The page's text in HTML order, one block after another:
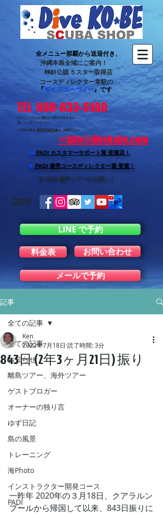
全メニュー那覇から送迎付き、
沖縄本島全域にご案内！
PADI 公認 ５スター取得店
コースディレクター常駐の
『ダイブ コーヴィー』です
TEL 098-833-5180
ダイビング中はお電話をお受けできません。
悪しからずご了承下さい
ご予約の際は 重要事項説明書をご確認下さい。
✉info@divekobe.com
★ PADI カスタマーサポート賞 受賞店！
★ PADI 優秀コースディレクター賞 受賞！
★ 2026 海外ツアーのお誘い！
ブログ
LINE で予約
料金表
お問い合わせ
メールで予約
記事
全ての記事
お知らせ
離島ツアー、海外ツアー
ゲストブロガー
オーナーの独り言
ゆず日記
島の風景
トレーニング
海Photo
インストラクター開発コース
PADI
全ての記事
843日 (2年3ヶ月21日) 振り
Ken
2022年7月18日 読了時間: 3分
一昨年 2020年の３月18日、クアラルン
プールから帰国して以来、843日振りに